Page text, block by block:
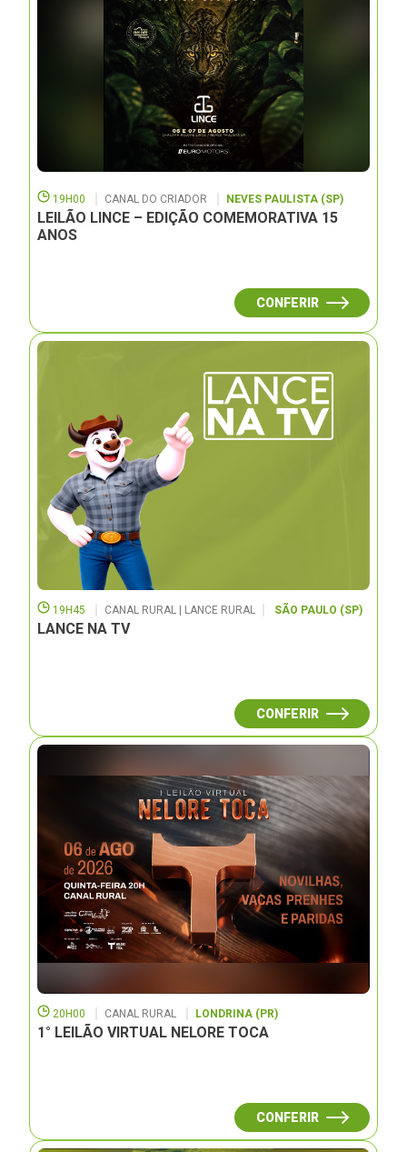
19H00 CANAL DO CRIADOR NEVES PAULISTA (SP)
LEILÃO LINCE – EDIÇÃO COMEMORATIVA 15
ANOS
CONFERIR
19H45 CANAL RURAL | LANCE RURAL SÃO PAULO (SP)
LANCE NA TV
CONFERIR
20H00 CANAL RURAL LONDRINA (PR)
1° LEILÃO VIRTUAL NELORE TOCA
CONFERIR